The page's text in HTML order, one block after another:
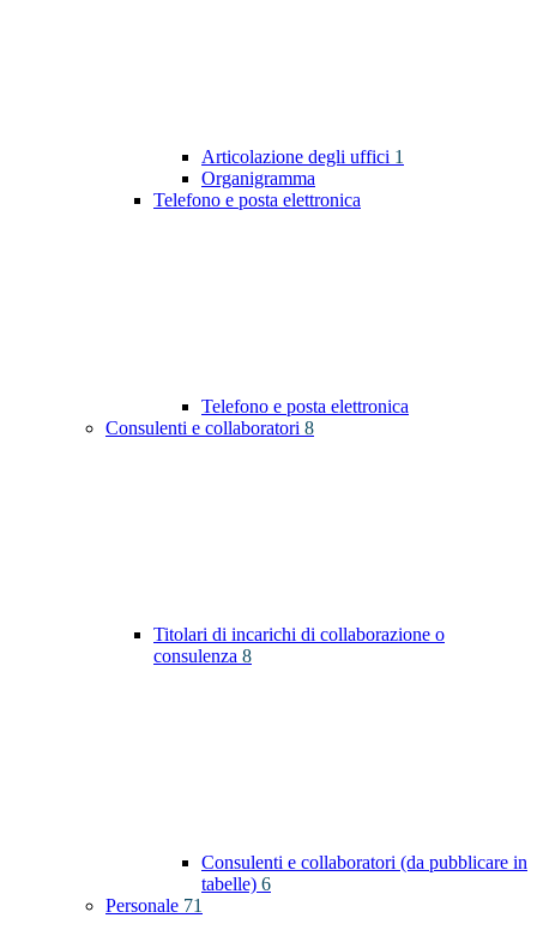
Articolazione degli uffici 1
Organigramma
Telefono e posta elettronica
Telefono e posta elettronica
Consulenti e collaboratori 8
Titolari di incarichi di collaborazione o
consulenza 8
Consulenti e collaboratori (da pubblicare in
tabelle) 6
Personale 71